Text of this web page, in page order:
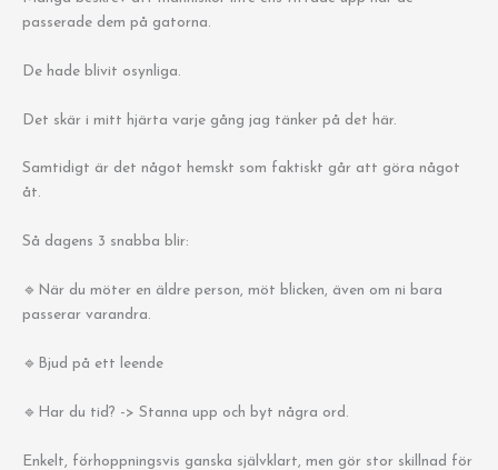
passerade dem på gatorna.
De hade blivit osynliga.
Det skär i mitt hjärta varje gång jag tänker på det här.
Samtidigt är det något hemskt som faktiskt går att göra något
åt.
Så dagens 3 snabba blir:
🔹När du möter en äldre person, möt blicken, även om ni bara
passerar varandra.
🔹Bjud på ett leende
🔹Har du tid? -> Stanna upp och byt några ord.
Enkelt, förhoppningsvis ganska självklart, men gör stor skillnad för